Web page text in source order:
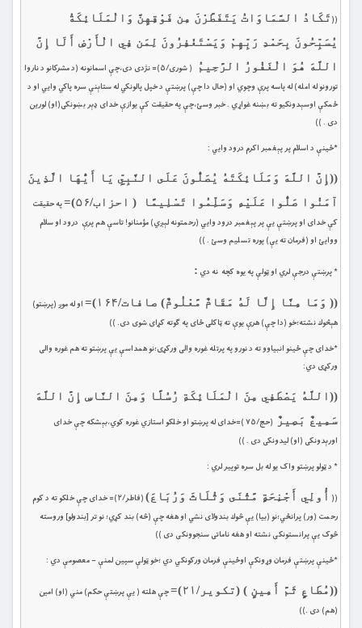
((تَكَادُ السَّمَاوَاتُ يَتَفَطَّرْنَ مِن فَوْقِهِنَّ وَالْمَلَائِكَةُ
يُسَبِّحُونَ بِحَمْدِ رَبِّهِمْ وَيَسْتَغْفِرُونَ لِمَن فِي الْأَرْضِ أَلَا إِنَّ
اللَّهَ هُوَ الْغَفُورُ الرَّحِيمُ
( شوری/۵)= نژدى دى،چې اسمانونه (د مشركانو د ناروا
تورونو له امله) له پاسه پرې وچوي او (حال دا چې) پرښتې د خپل پالونكي له ستاېنې سره پاكي وايي او د
ځمكې اوسېدونكيو ته بښنه غواړي . خبر وسئ،چې په حقيقت کې يوازې خداى ډېر بښونكى(او) لورين
دى . ))
*ځينې د اسلام پر پېغمبر اکرم درود وايي :
((إِنَّ اللَّهَ وَمَلَائِكَتَهُ يُصَلُّونَ عَلَى النَّبِيِّ يَا أَيُّهَا الَّذِينَ
آمَنُوا صَلُّوا عَلَيْهِ وَسَلِّمُوا تَسْلِيمًا ( احزاب/۵۶ )=په حقيقت
كې خداى او پرښتې يې پر پېغمبر درود وايي (رحمتونه لېږي) مؤمنانو! تاسې هم پرې درود او سلام
ووايئ او (فرمان ته يې) پوره تسليم وسئ . ))
* پرښتې درجې لري او ټولې په يوه کچه ‏نه دي :
(
( وَمَا مِنَّا إِلَّا لَهُ مَقَامٌ مَّعْلُومٌ) صافات/۱۶۴) =او له موږ (پرښتو)
هېڅوك نشته؛خو (دا چې) هرې يوې ته ټاكلى ځاى په ګوته كړاى شوى دى. ))
*خداى چې ځينو انبياوو ته د نورو په پرتله غوره والى ورکړى؛نو همداسې يې پرښتو ته هم غوره والى
ورکړى دي:
((اللَّهُ يَصْطَفِي مِنَ الْمَلَائِكَةِ رُسُلًا وَمِنَ النَّاسِ إِنَّ اللَّهَ
سَمِيعٌ بَصِيرٌ
(حج/۷۵ )=خداى له پرښتو او خلکو استازي غوره کوي،بېشكه چې خداى
اورېدونكى (او) ليدونكى دى . ))
* د ټولو پرښتو واک ‏يو له بل سره توپیر لري :
(( أُولِي أَجْنِحَةٍ مَّثْنَى وَثُلَاثَ وَرُبَاعَ)
(فاطر/۲)= خداى چې خلکو ته د کوم
رحمت (ور) پرانځي؛نو (بيا) يې څوك بندولاى نشي او هغه چې (څه) بند كړي؛ نو تر [بندولو] وروسته
څوک يې پرانستونکى نشته او هغه ناماتى سنجوونکى دى ))
*ځينې پرښتې فرمان وړونکې اوځينې فرمان ورکونکي دي ؛خو ټولې سپین لمنې – معصومې دي :
((مُطَاعٍ ثَمَّ أَمِينٍ )
(تکو ير/۲۱ )=چې هلته ( يې پرښتې حكم) مني (او) امين
(هم) دى .))